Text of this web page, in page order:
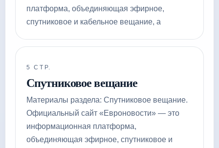
платформа, объединяющая эфирное,
спутниковое и кабельное вещание, а
5 СТР.
Спутниковое вещание
Материалы раздела: Спутниковое вещание.
Официальный сайт «Евроновости» — это
информационная платформа,
объединяющая эфирное, спутниковое и